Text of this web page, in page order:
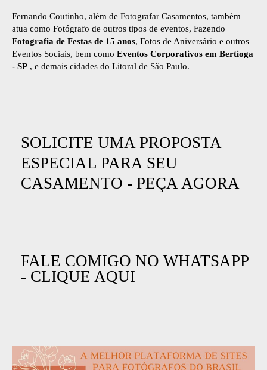
Fernando Coutinho, além de Fotografar Casamentos, também
atua como Fotógrafo de outros tipos de eventos, Fazendo
Fotografia de Festas de 15 anos, Fotos de Aniversário e outros
Eventos Sociais, bem como Eventos Corporativos em Bertioga
- SP , e demais cidades do Litoral de São Paulo.
SOLICITE UMA PROPOSTA
ESPECIAL PARA SEU
CASAMENTO - PEÇA AGORA
FALE COMIGO NO WHATSAPP
- CLIQUE AQUI